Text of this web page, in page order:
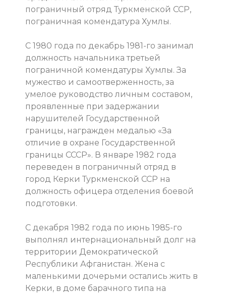
пограничный отряд Туркменской ССР,
пограничная комендатура Хумлы.
С 1980 года по декабрь 1981-го занимал
должность начальника третьей
пограничной комендатуры Хумлы. За
мужество и самоотверженность, за
умелое руководство личным составом,
проявленные при задержании
нарушителей Государственной
границы, награжден медалью «За
отличие в охране Государственной
границы СССР». В январе 1982 года
переведен в пограничный отряд в
город Керки Туркменской ССР на
должность офицера отделения боевой
подготовки.
С декабря 1982 года по июнь 1985-го
выполнял интернациональный долг на
территории Демократической
Республики Афганистан. Жена с
маленькими дочерьми остались жить в
Керки, в доме барачного типа на